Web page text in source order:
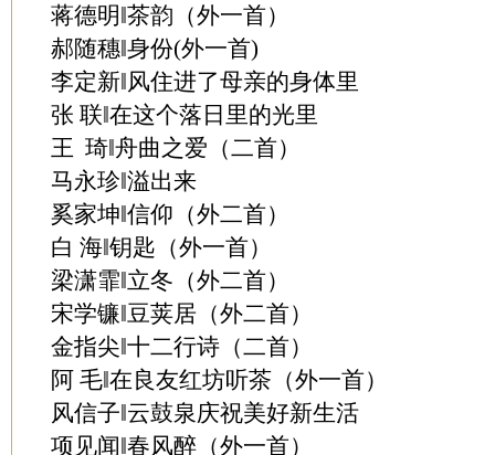
蒋德明‖茶韵（外一首）
郝随穗‖身份(外一首)
李定新‖风住进了母亲的身体里
张 联‖在这个落日里的光里
王 琦‖舟曲之爱（二首）
马永珍‖溢出来
奚家坤‖信仰（外二首）
白 海‖钥匙（外一首）
梁潇霏‖立冬（外二首）
宋学镰‖豆荚居（外二首）
金指尖‖十二行诗（二首）
阿 毛‖在良友红坊听茶（外一首）
风信子‖云鼓泉庆祝美好新生活
项见闻‖春风醉（外一首）